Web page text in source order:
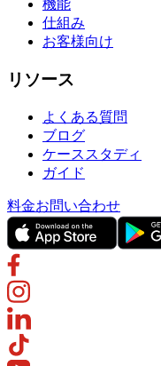
機能
仕組み
お客様向け
リソース
よくある質問
ブログ
ケーススタディ
ガイド
料金お問い合わせ